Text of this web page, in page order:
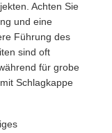
Achten Sie
und eine
Führung des
sind oft
für grobe
Schlagkappe